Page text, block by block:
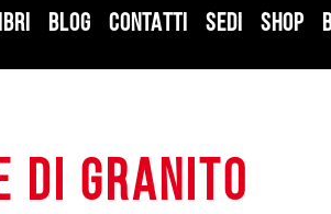
BLOG CONTATTI SEDI SHOP
di granito